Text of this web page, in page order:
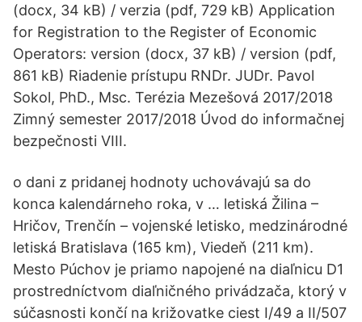
(docx, 34 kB) / verzia (pdf, 729 kB) Application
for Registration to the Register of Economic
Operators: version (docx, 37 kB) / version (pdf,
861 kB) Riadenie prístupu RNDr. JUDr. Pavol
Sokol, PhD., Msc. Terézia Mezešová 2017/2018
Zimný semester 2017/2018 Úvod do informačnej
bezpečnosti VIII.
o dani z pridanej hodnoty uchovávajú sa do
konca kalendárneho roka, v … letiská Žilina –
Hričov, Trenčín – vojenské letisko, medzinárodné
letiská Bratislava (165 km), Viedeň (211 km).
Mesto Púchov je priamo napojené na diaľnicu D1
prostredníctvom diaľničného privádzača, ktorý v
súčasnosti končí na križovatke ciest I/49 a II/507